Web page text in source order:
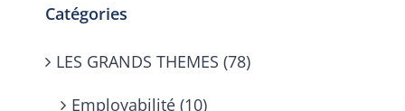
Catégories
LES GRANDS THEMES (78)
Employabilité (10)